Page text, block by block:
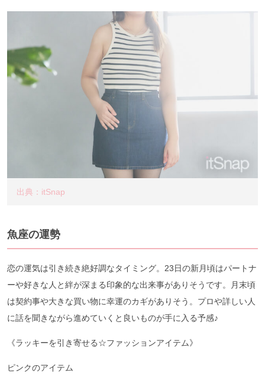
出典：itSnap
魚座の運勢
恋の運気は引き続き絶好調なタイミング。23日の新月頃はパートナ
ーや好きな人と絆が深まる印象的な出来事がありそうです。月末頃
は契約事や大きな買い物に幸運のカギがありそう。プロや詳しい人
に話を聞きながら進めていくと良いものが手に入る予感♪
《ラッキーを引き寄せる☆ファッションアイテム》
ピンクのアイテム